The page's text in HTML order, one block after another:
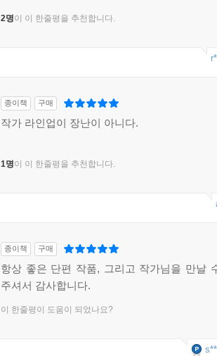
2명이 이 한줄평을 추천합니다.
종이책 구매
작가 라인업이 장난이 아니다.
1명이 이 한줄평을 추천합니다.
종이책 구매
항상 좋은 단편 작품, 그리고 작가님을 만날
주셔서 감사합니다.
이 한줄평이 도움이 되었나요?